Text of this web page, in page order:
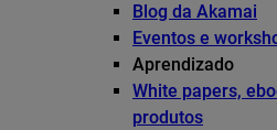
Blog da Akamai
Eventos e
Aprendizado
White papers,
produtos